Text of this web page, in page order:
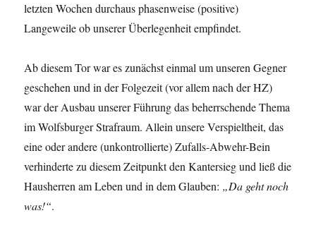
letzten Wochen durchaus phasenweise (positive)
Langeweile ob unserer Überlegenheit empfindet.
Ab diesem Tor war es zunächst einmal um unseren Gegner
geschehen und in der Folgezeit (vor allem nach der HZ)
war der Ausbau unserer Führung das beherrschende Thema
im Wolfsburger Strafraum. Allein unsere Verspieltheit, das
eine oder andere (unkontrollierte) Zufalls-Abwehr-Bein
verhinderte zu diesem Zeitpunkt den Kantersieg und ließ die
Hausherren am Leben und in dem Glauben: „Da geht noch
was!“.